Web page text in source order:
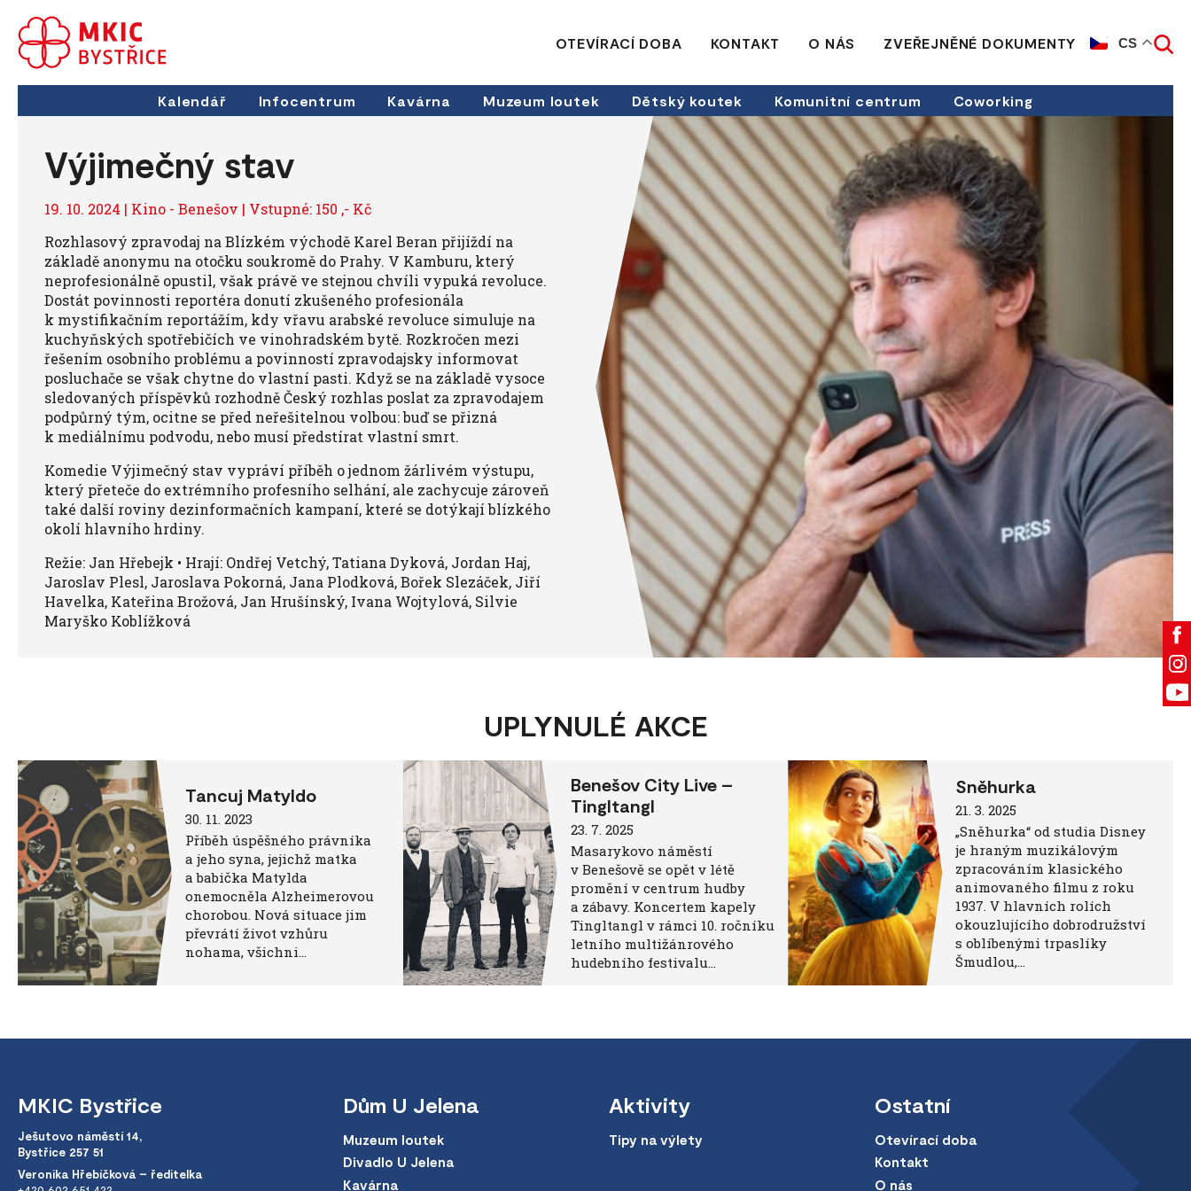
OTEVÍRACÍ DOBA KONTAKT O NÁS ZVEŘEJNĚNÉ DOKUMENTY CS
Kalendář Infocentrum Kavárna Muzeum loutek Dětský koutek Komunitní centrum Coworking
Výjimečný stav
19. 10. 2024 | Kino - Benešov | Vstupné: 150 ,- Kč
Rozhlasový zpravodaj na Blízkém východě Karel Beran přijíždí na
základě anonymu na otočku soukromě do Prahy. V Kamburu, který
neprofesionálně opustil, však právě ve stejnou chvíli vypuká revoluce.
Dostát povinnosti reportéra donutí zkušeného profesionála
k mystifikačním reportážím, kdy vřavu arabské revoluce simuluje na
kuchyňských spotřebičích ve vinohradském bytě. Rozkročen mezi
řešením osobního problému a povinností zpravodajsky informovat
posluchače se však chytne do vlastní pasti. Když se na základě vysoce
sledovaných příspěvků rozhodně Český rozhlas poslat za zpravodajem
podpůrný tým, ocitne se před neřešitelnou volbou: buď se přizná
k mediálnímu podvodu, nebo musí předstírat vlastní smrt.
Komedie Výjimečný stav vypráví příběh o jednom žárlivém výstupu,
který přeteče do extrémního profesního selhání, ale zachycuje zároveň
také další roviny dezinformačních kampaní, které se dotýkají blízkého
okolí hlavního hrdiny.
Režie: Jan Hřebejk • Hrají: Ondřej Vetchý, Tatiana Dyková, Jordan Haj,
Jaroslav Plesl, Jaroslava Pokorná, Jana Plodková, Bořek Slezáček, Jiří
Havelka, Kateřina Brožová, Jan Hrušínský, Ivana Wojtylová, Silvie
Maryško Koblížková
UPLYNULÉ AKCE
Tancuj Matyldo
30. 11. 2023
Příběh úspěšného právníka
a jeho syna, jejichž matka
a babička Matylda
onemocněla Alzheimerovou
chorobou. Nová situace jim
převrátí život vzhůru
nohama, všichni…
Benešov City Live –
Tingltangl
23. 7. 2025
Masarykovo náměstí
v Benešově se opět v létě
promění v centrum hudby
a zábavy. Koncertem kapely
Tingltangl v rámci 10. ročníku
letního multižánrového
hudebního festivalu…
Sněhurka
21. 3. 2025
„Sněhurka“ od studia Disney
je hraným muzikálovým
zpracováním klasického
animovaného filmu z roku
1937. V hlavních rolích
okouzlujícího dobrodružství
s oblíbenými trpaslíky
Šmudlou,…
MKIC Bystřice
Ješutovo náměstí 14,
Bystřice 257 51
Veronika Hřebíčková – ředitelka
Dům U Jelena
Muzeum loutek
Divadlo U Jelena
Kavárna
Aktivity
Tipy na výlety
Ostatní
Otevírací doba
Kontakt
O nás